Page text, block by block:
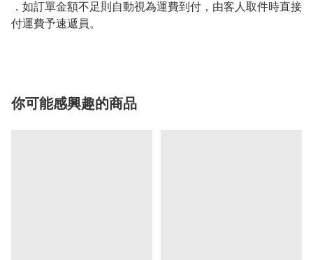
．如訂單金額不足則自動視為運費到付，由客人取件時直接
付運費予速遞員。
你可能感興趣的商品